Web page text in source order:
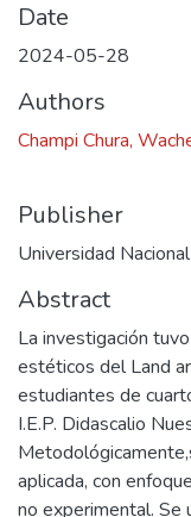
Date
2024-05-28
Authors
Champi Chura,
Publisher
Universidad
Abstract
La investigación
estéticos del Land
estudiantes de
I.E.P. Didascalio
aplicada, con
no experimental. Se